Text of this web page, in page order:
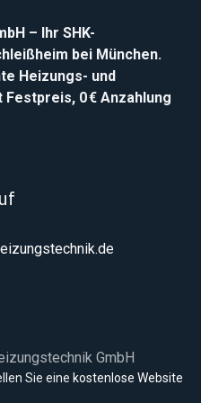
– Ihr SHK-
bei München.
Heizungs- und
0 € Anzahlung
GmbH
Sie eine kostenlose Website